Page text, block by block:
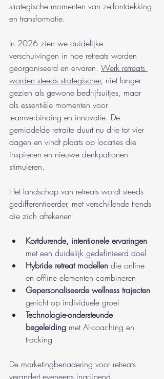
strategische momenten van zelfontdekking
en transformatie.
In 2026 zien we duidelijke
verschuivingen in hoe retreats worden
georganiseerd en ervaren. Werk retreats
worden steeds strategischer, niet langer
gezien als gewone bedrijfsuitjes, maar
als essentiële momenten voor
teamverbinding en innovatie. De
gemiddelde retraite duurt nu drie tot vier
dagen en vindt plaats op locaties die
inspireren en nieuwe denkpatronen
stimuleren.
Het landschap van retreats wordt steeds
gedifferentieerder, met verschillende trends
die zich aftekenen:
Kortdurende, intentionele ervaringen
met een duidelijk gedefinieerd doel
Hybride retreat modellen die online
en offline elementen combineren
Gepersonaliseerde wellness trajecten
gericht op individuele groei
Technologie-ondersteunde
begeleiding met AI-coaching en
tracking
De marketingbenadering voor retreats
verandert eveneens ingrijpend.